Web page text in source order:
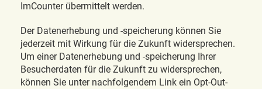
ImCounter übermittelt werden.
Der Datenerhebung und -speicherung können Sie
jederzeit mit Wirkung für die Zukunft widersprechen.
Um einer Datenerhebung und -speicherung Ihrer
Besucherdaten für die Zukunft zu widersprechen,
können Sie unter nachfolgendem Link ein Opt-Out-